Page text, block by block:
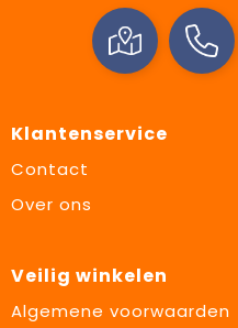
Klantenservice
Contact
Over ons
Veilig winkelen
Algemene voorwaarden